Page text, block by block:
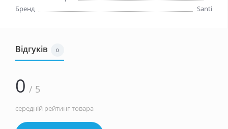
Бренд
Santi
Відгуків 0
0 / 5
середній рейтинг товара